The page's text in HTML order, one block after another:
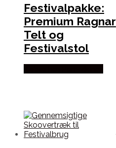
Festivalpakke:
Premium Ragnar
Telt og
Festivalstol